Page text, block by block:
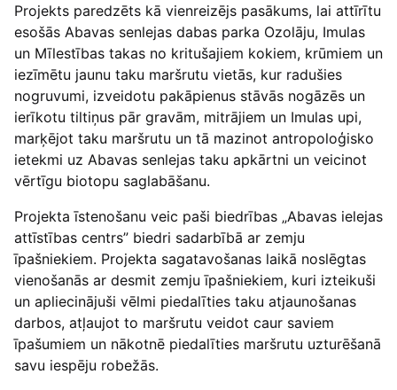
Projekts paredzēts kā vienreizējs pasākums, lai attīrītu
esošās Abavas senlejas dabas parka Ozolāju, Imulas
un Mīlestības takas no kritušajiem kokiem, krūmiem un
iezīmētu jaunu taku maršrutu vietās, kur radušies
nogruvumi, izveidotu pakāpienus stāvās nogāzēs un
ierīkotu tiltiņus pār gravām, mitrājiem un Imulas upi,
marķējot taku maršrutu un tā mazinot antropoloģisko
ietekmi uz Abavas senlejas taku apkārtni un veicinot
vērtīgu biotopu saglabāšanu.
Projekta īstenošanu veic paši biedrības „Abavas ielejas
attīstības centrs” biedri sadarbībā ar zemju
īpašniekiem. Projekta sagatavošanas laikā noslēgtas
vienošanās ar desmit zemju īpašniekiem, kuri izteikuši
un apliecinājuši vēlmi piedalīties taku atjaunošanas
darbos, atļaujot to maršrutu veidot caur saviem
īpašumiem un nākotnē piedalīties maršrutu uzturēšanā
savu iespēju robežās.